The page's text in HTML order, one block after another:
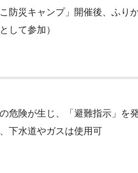
キャンプ」開催後、ふりか
て参加）
険が生じ、「避難指示」を
水道やガスは使用可